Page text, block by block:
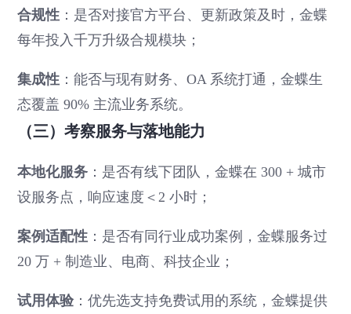
合规性 ：是否对接官方平台、更新政策及时，金蝶
每年投入千万升级合规模块；
集成性 ：能否与现有财务、OA 系统打通，金蝶生
态覆盖 90% 主流业务系统。
（三）考察服务与落地能力
本地化服务 ：是否有线下团队，金蝶在 300 + 城市
设服务点，响应速度＜2 小时；
案例适配性 ：是否有同行业成功案例，金蝶服务过
20 万 + 制造业、电商、科技企业；
试用体验：优先选支持免费试用的系统，金蝶提供